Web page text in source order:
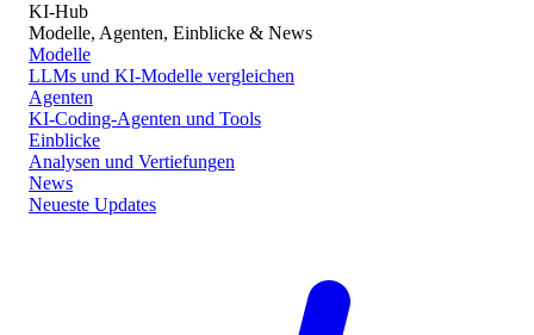
KI-Hub
Modelle, Agenten, Einblicke & News
Modelle
LLMs und KI-Modelle vergleichen
Agenten
KI-Coding-Agenten und Tools
Einblicke
Analysen und Vertiefungen
News
Neueste Updates